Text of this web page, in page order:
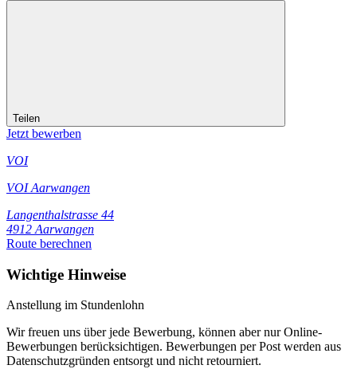
Teilen
Jetzt bewerben
VOI
VOI Aarwangen
Langenthalstrasse 44
4912 Aarwangen
Route berechnen
Wichtige Hinweise
Anstellung im Stundenlohn
Wir freuen uns über jede Bewerbung, können aber nur Online-
Bewerbungen berücksichtigen. Bewerbungen per Post werden aus
Datenschutzgründen entsorgt und nicht retourniert.